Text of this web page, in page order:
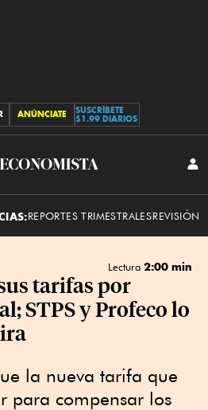
ANÚNCIATE
SUSCRÍBETE
$1.99 DIARIOS
El
REPORTES TRIMESTRALESREVISIÓN
Lectura 2:00 min
tarifas por
STPS y Profeco lo
la nueva tarifa que
para compensar los